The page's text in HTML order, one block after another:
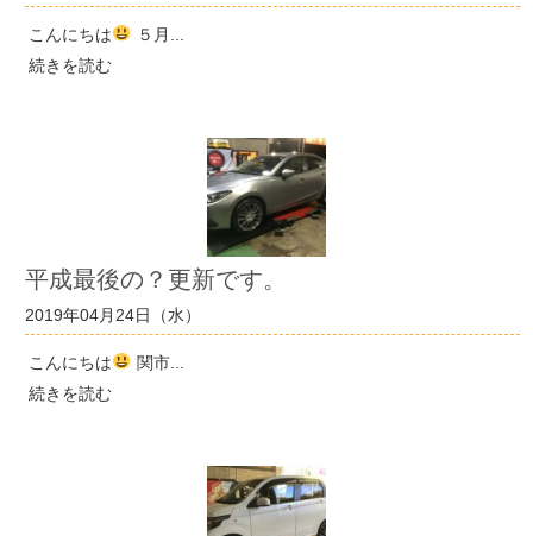
こんにちは
５月...
続きを読む
平成最後の？更新です。
2019年04月24日（水）
こんにちは
関市...
続きを読む